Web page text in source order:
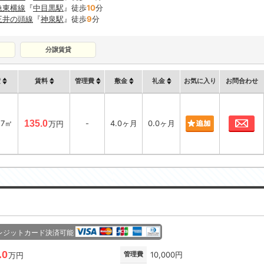
東横線 『中目黒駅 』徒歩10分
井の頭線 『神泉駅 』徒歩9分
分譲賃貸
賃料 管理費 敷金 礼金 お気に入り お問合わせ
㎡ 135.0万円 - 4.0ヶ月 0.0ヶ月
ジットカード決済可能
万円 管理費 10,000円